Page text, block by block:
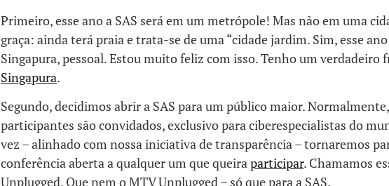
Primeiro, esse ano a SAS será em um metrópole! Mas não em uma
graça: ainda terá praia e trata-se de uma “cidade jardim. Sim, esse
Singapura, pessoal. Estou muito feliz com isso. Tenho um verdadeiro
Singapura.
Segundo, decidimos abrir a SAS para um público maior.
participantes são convidados, exclusivo para ciberespecialistas do
vez – alinhado com nossa iniciativa de transparência – tornaremos
conferência aberta a qualquer um que queiraparticipar. Chamamos
Unplugged. Que nem o MTV Unplugged – só que para a SAS.